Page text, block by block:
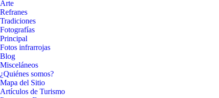
Arte
Refranes
Tradiciones
Fotografías
Principal
Fotos infrarrojas
Blog
Misceláneos
¿Quiénes somos?
Mapa del Sitio
Artículos de Turismo